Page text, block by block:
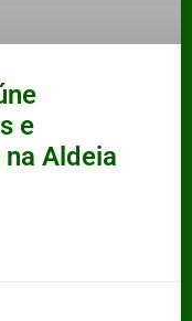
e
Aldeia